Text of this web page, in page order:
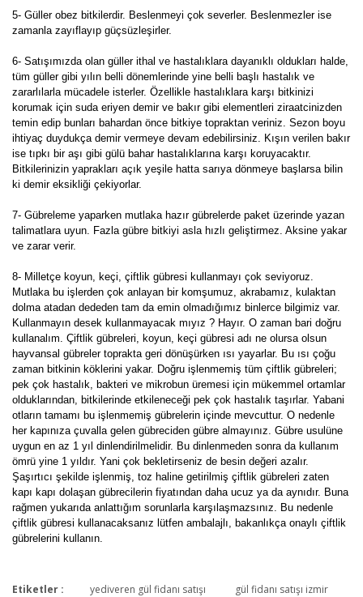
5- Güller obez bitkilerdir. Beslenmeyi çok severler. Beslenmezler ise
zamanla zayıflayıp güçsüzleşirler.
6- Satışımızda olan güller ithal ve hastalıklara dayanıklı oldukları halde,
tüm güller gibi yılın belli dönemlerinde yine belli başlı hastalık ve
zararlılarla mücadele isterler. Özellikle hastalıklara karşı bitkinizi
korumak için suda eriyen demir ve bakır gibi elementleri ziraatcinizden
temin edip bunları bahardan önce bitkiye topraktan veriniz. Sezon boyu
ihtiyaç duydukça demir vermeye devam edebilirsiniz. Kışın verilen bakır
ise tıpkı bir aşı gibi gülü bahar hastalıklarına karşı koruyacaktır.
Bitkilerinizin yaprakları açık yeşile hatta sarıya dönmeye başlarsa bilin
ki demir eksikliği çekiyorlar.
7- Gübreleme yaparken mutlaka hazır gübrelerde paket üzerinde yazan
talimatlara uyun. Fazla gübre bitkiyi asla hızlı geliştirmez. Aksine yakar
ve zarar verir.
8- Milletçe koyun, keçi, çiftlik gübresi kullanmayı çok seviyoruz.
Mutlaka bu işlerden çok anlayan bir komşumuz, akrabamız, kulaktan
dolma atadan dededen tam da emin olmadığımız binlerce bilgimiz var.
Kullanmayın desek kullanmayacak mıyız ? Hayır. O zaman bari doğru
kullanalım. Çiftlik gübreleri, koyun, keçi gübresi adı ne olursa olsun
hayvansal gübreler toprakta geri dönüşürken ısı yayarlar. Bu ısı çoğu
zaman bitkinin köklerini yakar. Doğru işlenmemiş tüm çiftlik gübreleri;
pek çok hastalık, bakteri ve mikrobun üremesi için mükemmel ortamlar
olduklarından, bitkilerinde etkileneceği pek çok hastalık taşırlar. Yabani
otların tamamı bu işlenmemiş gübrelerin içinde mevcuttur. O nedenle
her kapınıza çuvalla gelen gübreciden gübre almayınız. Gübre usulüne
uygun en az 1 yıl dinlendirilmelidir. Bu dinlenmeden sonra da kullanım
ömrü yine 1 yıldır. Yani çok bekletirseniz de besin değeri azalır.
Şaşırtıcı şekilde işlenmiş, toz haline getirilmiş çiftlik gübreleri zaten
kapı kapı dolaşan gübrecilerin fiyatından daha ucuz ya da aynıdır. Buna
rağmen yukarıda anlattığım sorunlarla karşılaşmazsınız. Bu nedenle
çiftlik gübresi kullanacaksanız lütfen ambalajlı, bakanlıkça onaylı çiftlik
gübrelerini kullanın.
Etiketler : yediveren gül fidanı satışı
gül fidanı satışı izmir